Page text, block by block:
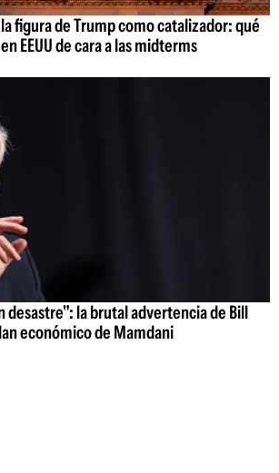
figura de Trump como catalizador: qué
EEUU de cara a las midterms
desastre": la brutal advertencia de Bill
económico de Mamdani